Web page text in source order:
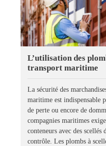
L’utilisation des
transport maritime
La sécurité des
maritime est indispensable
de perte ou encore de
compagnies maritimes
conteneurs avec des
contrôle. Les plombs à